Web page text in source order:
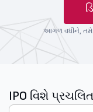
આગળ વધીને, તમે
IPO વિશે